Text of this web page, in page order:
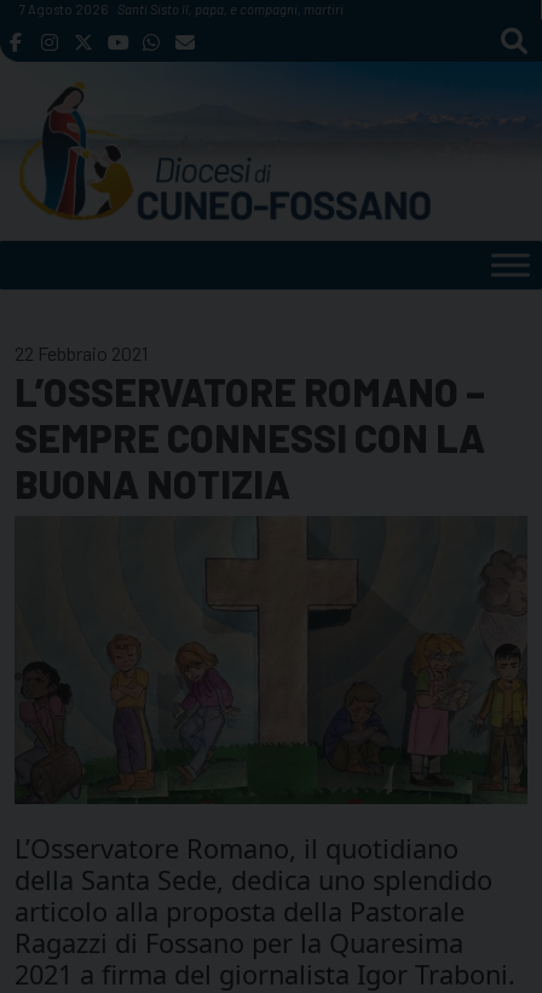
Skip
to
7 Agosto 2026 Santi Sisto II, papa, e compagni, martiri
22 Febbraio 2021
L’OSSERVATORE ROMANO –
SEMPRE CONNESSI CON LA
BUONA NOTIZIA
L’Osservatore Romano, il quotidiano
della Santa Sede, dedica uno splendido
articolo alla proposta della Pastorale
Ragazzi di Fossano per la Quaresima
2021 a firma del giornalista Igor Traboni.